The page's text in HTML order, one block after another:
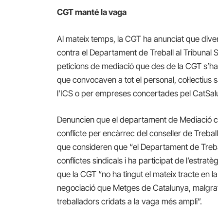
CGT manté la vaga
Al mateix temps, la CGT ha anunciat que
contra el Departament de Treball al Tribunal
peticions de mediació que des de la CGT
que convocaven a tot el personal, col·lectius
l’ICS o per empreses concertades pel
Denuncien que el departament de Mediació
conflicte per encàrrec del conseller de
que consideren que “el Departament de
conflictes sindicals i ha participat de
que la CGT “no ha tingut el mateix tracte en
negociació que Metges de Catalunya,
treballadors cridats a la vaga més ampli”.